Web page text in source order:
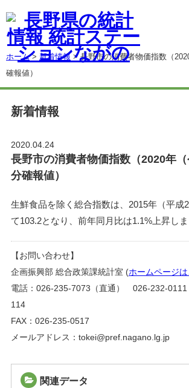
ホーム> 新着情報 > 長野市の消費者物価指数（
確報値）
新着情報
2020.04.24
長野市の消費者物価指数（2020年（
分確報値）
生鮮食品を除く総合指数は、2015年（平成
て103.2となり、前年同月比は1.1%上昇しま
【お問い合わせ】
企画振興部 総合政策課統計室 (ホームページは
電話：026-235-7073（直通） 026-232-
114
FAX：026-235-0517
メールアドレス：tokei@pref.nagano.lg.jp
関連データ